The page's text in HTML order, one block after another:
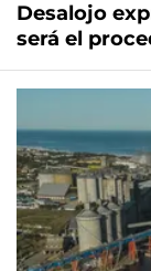
Desalojo
será el